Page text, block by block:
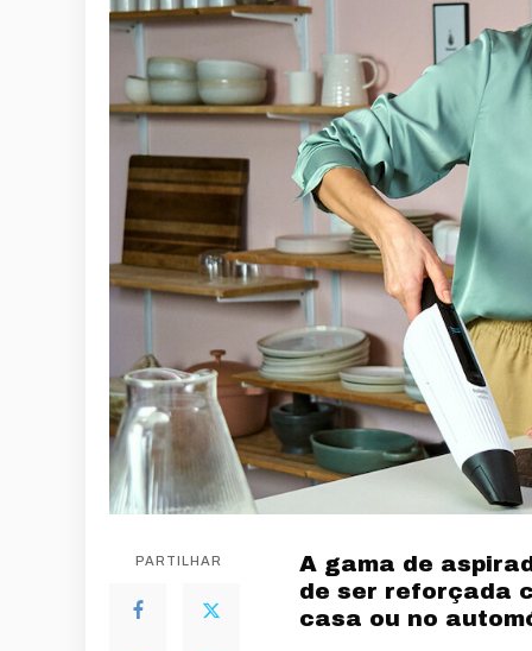
PARTILHAR
A gama de
de ser reforçada
casa ou no